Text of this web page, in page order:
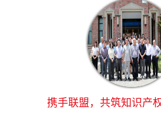
携手联盟，共筑知识产